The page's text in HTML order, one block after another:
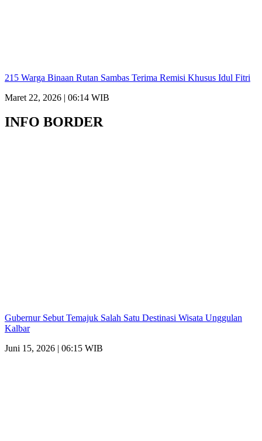
215 Warga Binaan Rutan Sambas Terima Remisi Khusus Idul Fitri
Maret 22, 2026 | 06:14 WIB
INFO BORDER
Gubernur Sebut Temajuk Salah Satu Destinasi Wisata Unggulan
Kalbar
Juni 15, 2026 | 06:15 WIB